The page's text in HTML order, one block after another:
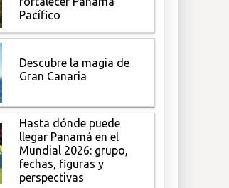
Pacífico
Descubre la magia de
Gran Canaria
Hasta dónde puede
llegar Panamá en el
Mundial 2026: grupo,
fechas, figuras y
perspectivas